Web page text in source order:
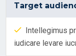
Target
Intellegimus
iudicare levare